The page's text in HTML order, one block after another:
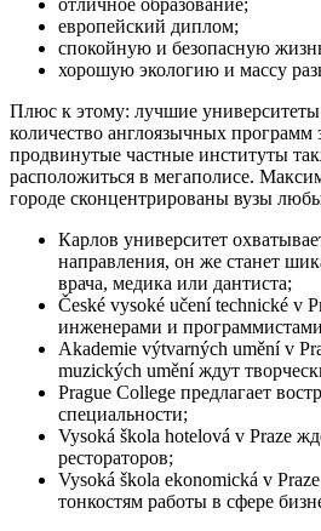
отличное образование;
европейский диплом;
спокойную и безопасную
хорошую экологию и массу
Плюс к этому: лучшие
количество англоязычных программ
продвинутые частные институты
расположиться в мегаполисе.
городе сконцентрированы вузы
Карлов университет
направления, он же станет
врача, медика или дантиста;
České vysoké učení technické v
инженерами и
Akademie výtvarných umění v
muzických umění ждут
Prague College предлагает
специальности;
Vysoká škola hotelová v Praze
рестораторов;
Vysoká škola ekonomická v
тонкостям работы в сфере